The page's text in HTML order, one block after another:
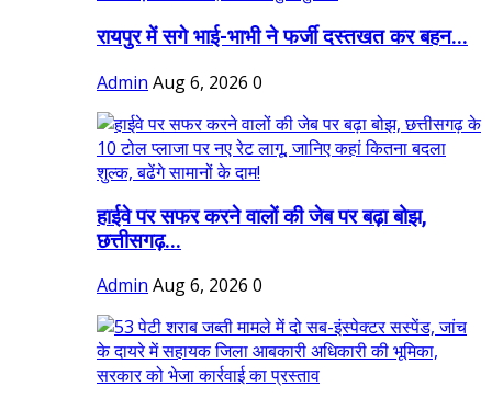
रायपुर में सगे भाई-भाभी ने फर्जी दस्तखत कर बहन...
Admin Aug 6, 2026 0
हाईवे पर सफर करने वालों की जेब पर बढ़ा बोझ,
छत्तीसगढ़...
Admin Aug 6, 2026 0